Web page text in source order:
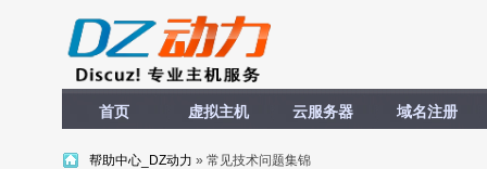
首页 虚拟主机 云服务器 域名注册
帮助中心_DZ动力 » 常见技术问题集锦